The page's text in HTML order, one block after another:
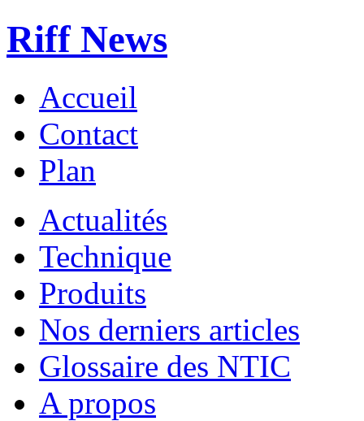
Riff News
Accueil
Contact
Plan
Actualités
Technique
Produits
Nos derniers articles
Glossaire des NTIC
A propos